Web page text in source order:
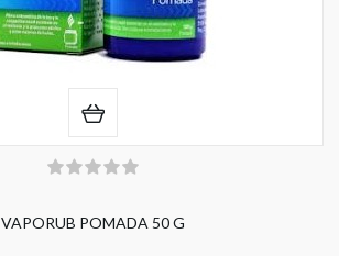
VAPORUB POMADA 50 G